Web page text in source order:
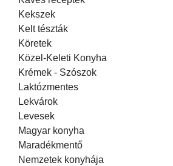
Kekszek
Kelt tészták
Köretek
Közel-Keleti Konyha
Krémek - Szószok
Laktózmentes
Lekvárok
Levesek
Magyar konyha
Maradékmentő
Nemzetek konyhája